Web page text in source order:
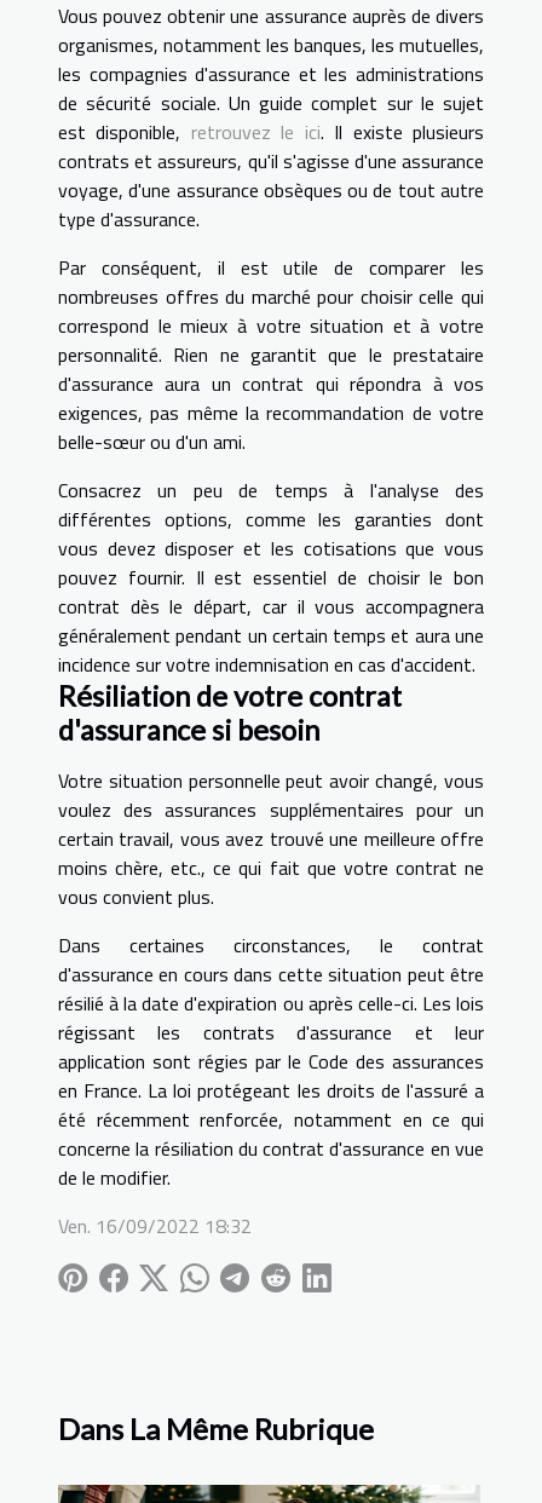
Vous pouvez obtenir une assurance auprès de divers
organismes, notamment les banques, les mutuelles,
les compagnies d'assurance et les administrations
de sécurité sociale. Un guide complet sur le sujet
est disponible, retrouvez le ici. Il existe plusieurs
contrats et assureurs, qu'il s'agisse d'une assurance
voyage, d'une assurance obsèques ou de tout autre
type d'assurance.
Par conséquent, il est utile de comparer les
nombreuses offres du marché pour choisir celle qui
correspond le mieux à votre situation et à votre
personnalité. Rien ne garantit que le prestataire
d'assurance aura un contrat qui répondra à vos
exigences, pas même la recommandation de votre
belle-sœur ou d'un ami.
Consacrez un peu de temps à l'analyse des
différentes options, comme les garanties dont
vous devez disposer et les cotisations que vous
pouvez fournir. Il est essentiel de choisir le bon
contrat dès le départ, car il vous accompagnera
généralement pendant un certain temps et aura une
incidence sur votre indemnisation en cas d'accident.
Résiliation de votre contrat
d'assurance si besoin
Votre situation personnelle peut avoir changé, vous
voulez des assurances supplémentaires pour un
certain travail, vous avez trouvé une meilleure offre
moins chère, etc., ce qui fait que votre contrat ne
vous convient plus.
Dans certaines circonstances, le contrat
d'assurance en cours dans cette situation peut être
résilié à la date d'expiration ou après celle-ci. Les lois
régissant les contrats d'assurance et leur
application sont régies par le Code des assurances
en France. La loi protégeant les droits de l'assuré a
été récemment renforcée, notamment en ce qui
concerne la résiliation du contrat d'assurance en vue
de le modifier.
Ven. 16/09/2022 18:32
Dans La Même Rubrique